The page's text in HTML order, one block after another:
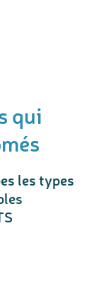
qui
les types